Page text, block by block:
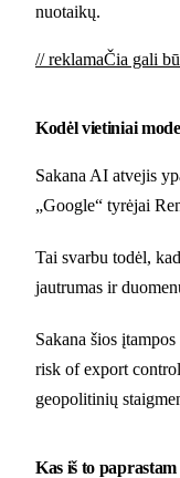
nuotaikų.
// reklamaČia gali
Kodėl vietiniai
Sakana AI atvejis
„Google“ tyrėjai
Tai svarbu todėl,
jautrumas ir
Sakana šios
risk of export
geopolitinių
Kas iš to